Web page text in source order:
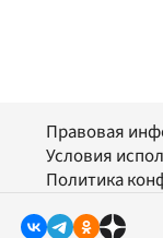
Правовая
Условия
Политика